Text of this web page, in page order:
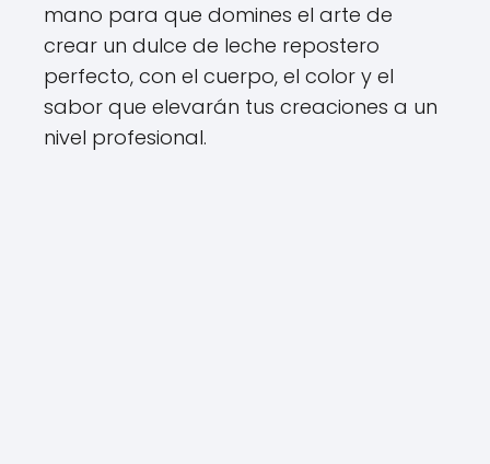
mano para que domines el arte de
crear un dulce de leche repostero
perfecto, con el cuerpo, el color y el
sabor que elevarán tus creaciones a un
nivel profesional.